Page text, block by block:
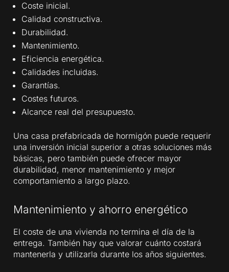
Coste inicial.
Calidad constructiva.
Durabilidad.
Mantenimiento.
Eficiencia energética.
Calidades incluidas.
Garantías.
Costes futuros.
Alcance real del presupuesto.
Una casa prefabricada de hormigón puede requerir
una inversión inicial superior a otras soluciones más
básicas, pero también puede ofrecer mayor
durabilidad, menor mantenimiento y mejor
comportamiento a largo plazo.
Mantenimiento y ahorro energético
El coste de una vivienda no termina el día de la
entrega. También hay que valorar cuánto costará
mantenerla y utilizarla durante los años siguientes.